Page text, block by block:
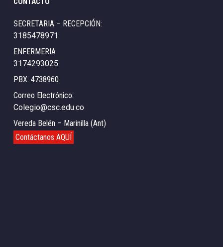
SECRETARIA – RECEPCIÓN:
3185478971
ENFERMERIA
3174293025
PBX: 4738960
Correo Electrónico:
Colegio@csc.edu.co
Vereda Belén – Marinilla (Ant)
Contáctanos AQUÍ